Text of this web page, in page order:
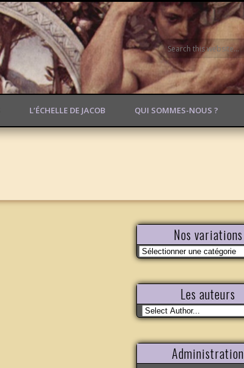
L’ÉCHELLE DE JACOB QUI SOMMES-NOUS ?
Nos variations
Nos
variations
Les auteurs
Administration